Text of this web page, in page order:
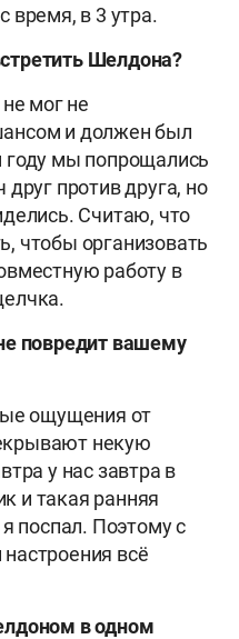
время, в 3 утра.
Шелдона?
мог не
и должен был
году мы попрощались
против друга, но
Считаю, что
чтобы организовать
работу в
повредит вашему
ощущения от
некую
у нас завтра в
и такая ранняя
поспал. Поэтому с
всё
в одном